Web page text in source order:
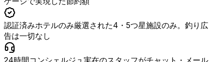
認証済みホテルのみ厳選された4・5つ星施設のみ。釣り広
告は一切なし